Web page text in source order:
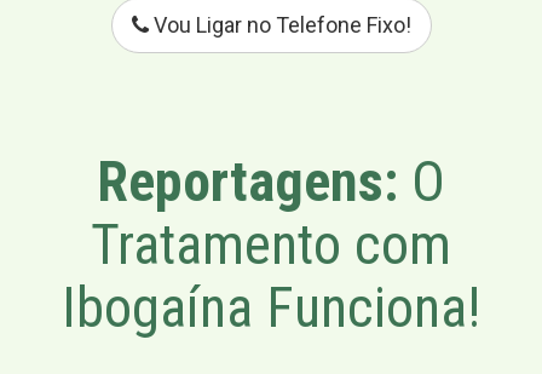
Vou Ligar no Telefone Fixo!
Reportagens: O
Tratamento com
Ibogaína Funciona!